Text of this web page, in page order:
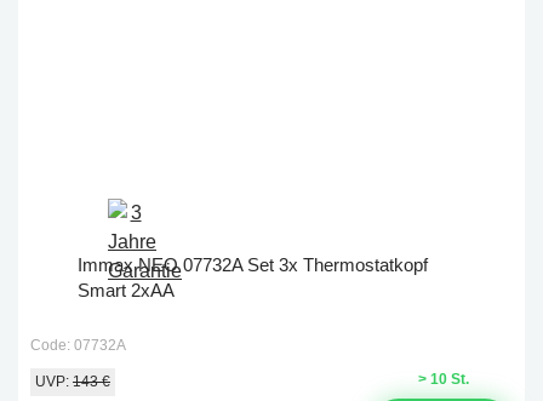
Immax NEO 07732A Set 3x Thermostatkopf
Smart 2xAA
Code: 07732A
> 10 St.
UVP: 143 €